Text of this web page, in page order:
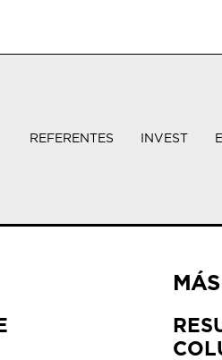
REFERENTES INVEST